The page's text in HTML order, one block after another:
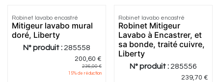
Robinet lavabo encastré
Mitigeur lavabo mural
doré, Liberty
N° produit : 285558
200,60 €
236,00€
15% de réduction
Robinet lavabo encastré
Robinet Mitigeur
Lavabo à Encastrer, et
sa bonde, traité cuivre,
Liberty
N° produit : 285556
239,70 €